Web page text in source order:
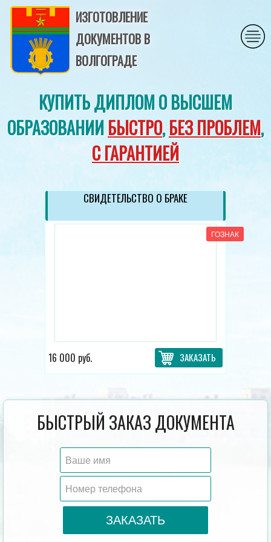
ИЗГОТОВЛЕНИЕ
ДОКУМЕНТОВ В
ВОЛГОГРАДЕ
КУПИТЬ ДИПЛОМ О ВЫСШЕМ
ОБРАЗОВАНИИБЫСТРО,БЕЗ ПРОБЛЕМ,
С ГАРАНТИЕЙ
СВИДЕТЕЛЬСТВО О БРАКЕ
ГОЗНАК
16 000 руб. ЗАКАЗАТЬ
БЫСТРЫЙ ЗАКАЗ ДОКУМЕНТА
ЗАКАЗАТЬ